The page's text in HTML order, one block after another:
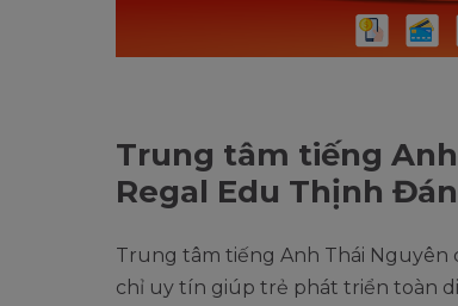
Trung tâm tiếng
Regal Edu Thịnh Đán
Trung tâm tiếng Anh Thái Nguyên
chỉ uy tín giúp trẻ phát triển toàn